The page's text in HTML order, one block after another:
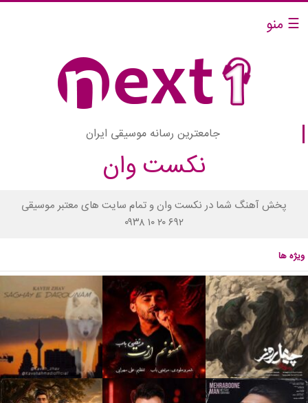
☰ منو
جامعترین رسانه موسیقی ایران
نکست وان
پخش آهنگ شما در نکست وان و تمام سایت های معتبر موسیقی
۰۹۳۸ ۱۰ ۲۰ ۶۹۲
ویژه ها